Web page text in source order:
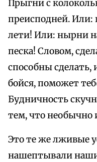
Прыгни с
преисподней. Или:
лети! Или: нырни
песка! Словом,
способны сделать,
бойся, поможет
Будничность
тем, что необычно
Это те же лживые
нашептывали